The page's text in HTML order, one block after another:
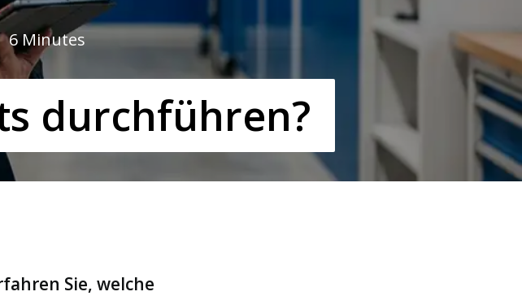
6 Minutes
durchführen?
Sie, welche